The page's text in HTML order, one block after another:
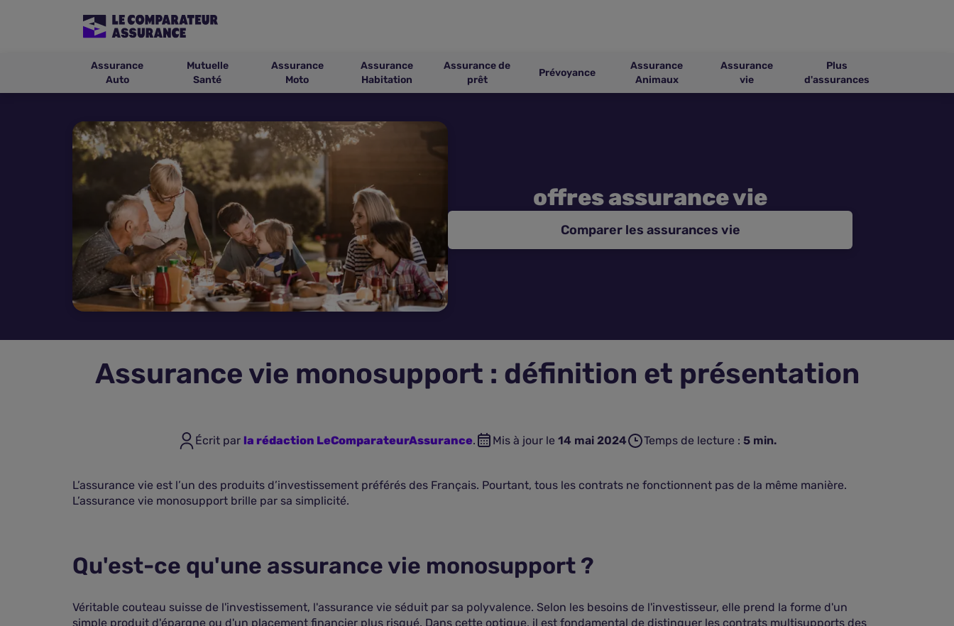
Assurance
Auto
Mutuelle
Santé
Assurance
Moto
Assurance
Habitation
Assurance de
prêt
Prévoyance
Assurance
Animaux
Assurance
vie
Plus
d'assurances
offres assurance vie
Comparer les assurances vie
Assurance vie monosupport : définition et présentation
Écrit par la rédaction LeComparateurAssurance. Mis à jour le 14 mai 2024 Temps de lecture : 5min.
L’assurance vie est l’un des produits d’investissement préférés des Français. Pourtant, tous les contrats ne fonctionnent pas de la même manière.
L’assurance vie monosupport brille par sa simplicité.
Qu'est-ce qu'une assurance vie monosupport ?
Véritable couteau suisse de l'investissement, l'assurance vie séduit par sa polyvalence. Selon les besoins de l'investisseur, elle prend la forme d'un
simple produit d'épargne ou d'un placement financier plus risqué. Dans cette optique, il est fondamental de distinguer les contrats multisupports des